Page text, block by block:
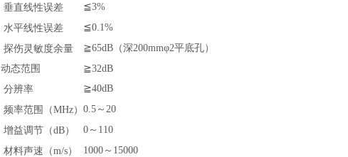
垂直线性误差
≦3%
水平线性误差
≦0.1%
探伤灵敏度余量
≧65dB（深200mmφ2平底孔）
动态范围
≧32dB
分辨率
≧40dB
频率范围（MHz） 0.5 ～20
增益调节（dB）
0 ～110
材料声速（m/s）
1000 ～15000